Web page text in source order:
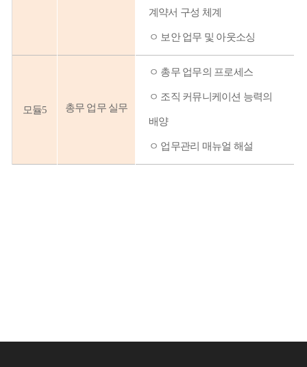
계약서 구성 체계
ㅇ 보안 업무 및 아웃소싱
모듈5 총무 업무 실무
ㅇ 총무 업무의 프로세스
ㅇ 조직 커뮤니케이션 능력의
배양
ㅇ 업무관리 매뉴얼 해설